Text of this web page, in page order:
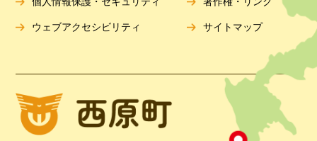
ウェブアクセシビリティ サイトマップ